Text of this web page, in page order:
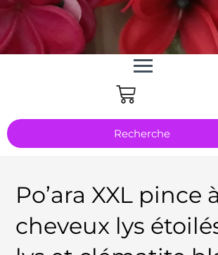
Po’ara XXL pince à
cheveux lys